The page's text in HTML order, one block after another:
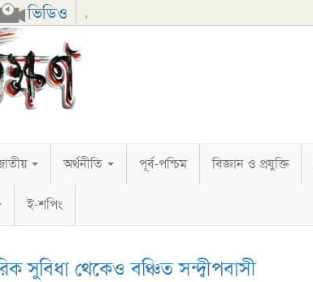
ভিডিও ,
Google+
অর্থনীতি পূর্ব-পশ্চিম বিজ্ঞান ও প্রযুক্তি
ই-শপিং
সুবিধা থেকেও বঞ্চিত সন্দ্বীপবাসী